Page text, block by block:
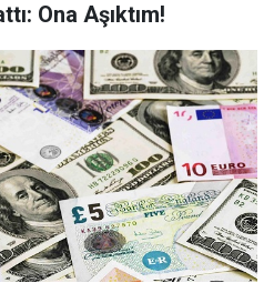
Ona Aşıktım!